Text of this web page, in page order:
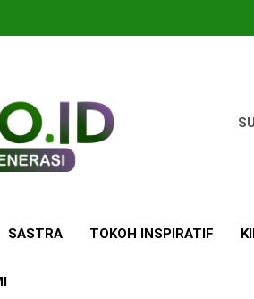
SASTRA TOKOH INSPIRATIF